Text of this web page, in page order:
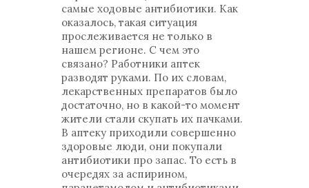
самые ходовые антибиотики. Как
оказалось, такая ситуация
прослеживается не только в
нашем регионе. С чем это
связано? Работники аптек
разводят руками. По их словам,
лекарственных препаратов было
достаточно, но в какой-то момент
жители стали скупать их пачками.
В аптеку приходили совершенно
здоровые люди, они покупали
антибиотики про запас. То есть в
очередях за аспирином,